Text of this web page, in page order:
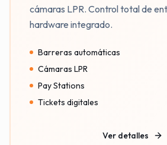
cámaras LPR. Control total de
hardware integrado.
Barreras automáticas
Cámaras LPR
Pay Stations
Tickets digitales
Ver detalles